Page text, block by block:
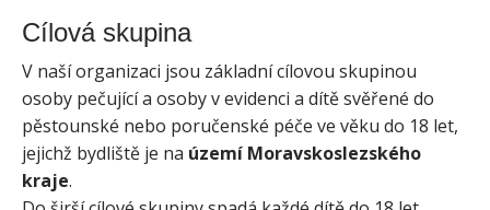
Cílová skupina
V naší organizaci jsou základní cílovou skupinou
osoby pečující a osoby v evidenci a dítě svěřené do
pěstounské nebo poručenské péče ve věku do 18 let,
jejichž bydliště je na území Moravskoslezského
kraje.